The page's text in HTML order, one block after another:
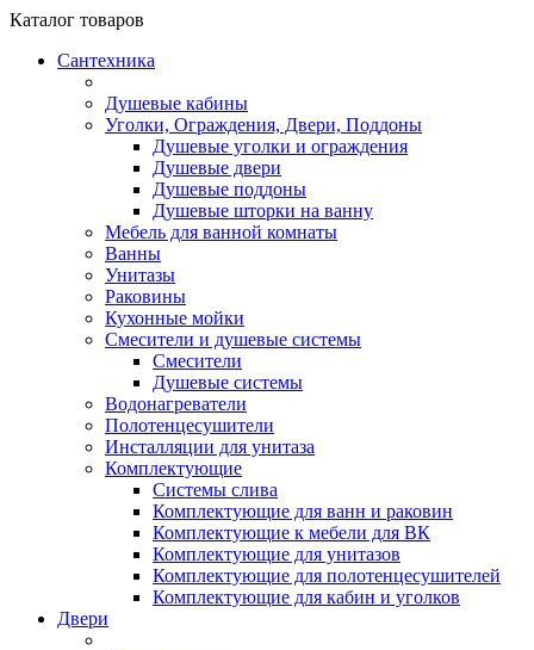
Каталог товаров
Сантехника
Душевые кабины
Уголки, Ограждения, Двери, Поддоны
Душевые уголки и ограждения
Душевые двери
Душевые поддоны
Душевые шторки на ванну
Мебель для ванной комнаты
Ванны
Унитазы
Раковины
Кухонные мойки
Смесители и душевые системы
Смесители
Душевые системы
Водонагреватели
Полотенцесушители
Инсталляции для унитаза
Комплектующие
Системы слива
Комплектующие для ванн и раковин
Комплектующие к мебели для ВК
Комплектующие для унитазов
Комплектующие для полотенцесушителей
Комплектующие для кабин и уголков
Двери